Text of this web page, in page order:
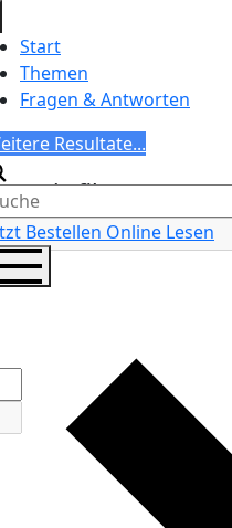
Start
Themen
Fragen & Antworten
Resultate...
filters
Bestellen Online Lesen